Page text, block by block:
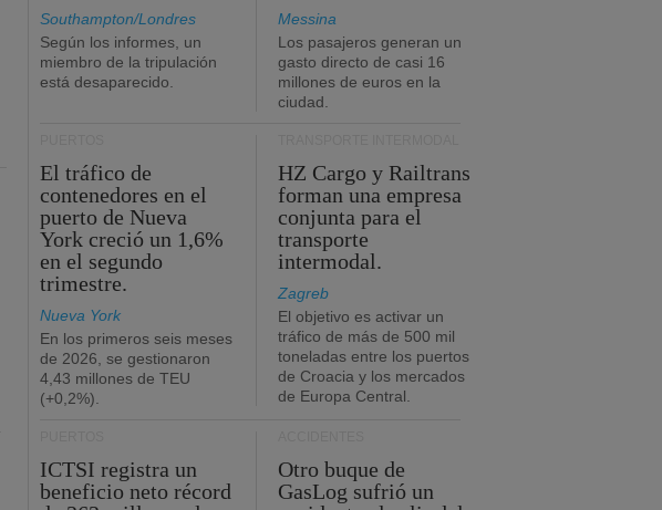
Southampton/Londres
Según los informes, un
miembro de la tripulación
está desaparecido.
Messina
Los pasajeros generan un
gasto directo de casi 16
millones de euros en la
ciudad.
El tráfico de
contenedores en el
puerto de Nueva
York creció un 1,6%
en el segundo
trimestre.
Nueva York
En los primeros seis meses
de 2026, se gestionaron
4,43 millones de TEU
(+0,2%).
HZ Cargo y Railtrans
forman una empresa
conjunta para el
transporte
intermodal.
Zagreb
El objetivo es activar un
tráfico de más de 500 mil
toneladas entre los puertos
de Croacia y los mercados
de Europa Central.
ICTSI registra un
beneficio neto récord
Otro buque de
GasLog sufrió un